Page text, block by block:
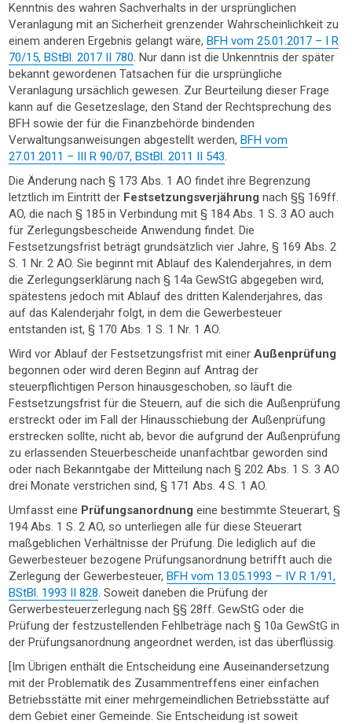
Kenntnis des wahren Sachverhalts in der ursprünglichen
Veranlagung mit an Sicherheit grenzender Wahrscheinlichkeit zu
einem anderen Ergebnis gelangt wäre,BFH vom 25.01.2017 – I R
70/15, BStBl. 2017 II 780. Nur dann ist die Unkenntnis der später
bekannt gewordenen Tatsachen für die ursprüngliche
Veranlagung ursächlich gewesen. Zur Beurteilung dieser Frage
kann auf die Gesetzeslage, den Stand der Rechtsprechung des
BFH sowie der für die Finanzbehörde bindenden
Verwaltungsanweisungen abgestellt werden,BFH vom
27.01.2011 – III R 90/07, BStBl. 2011 II 543.
Die Änderung nach § 173 Abs. 1 AO findet ihre Begrenzung
letztlich im Eintritt der Festsetzungsverjährungnach §§ 169ff.
AO, die nach § 185 in Verbindung mit § 184 Abs. 1 S. 3 AO auch
für Zerlegungsbescheide Anwendung findet. Die
Festsetzungsfrist beträgt grundsätzlich vier Jahre, § 169 Abs. 2
S. 1 Nr. 2 AO. Sie beginnt mit Ablauf des Kalenderjahres, in dem
die Zerlegungserklärung nach § 14a GewStG abgegeben wird,
spätestens jedoch mit Ablauf des dritten Kalenderjahres, das
auf das Kalenderjahr folgt, in dem die Gewerbesteuer
entstanden ist, § 170 Abs. 1 S. 1 Nr. 1 AO.
Wird vor Ablauf der Festsetzungsfrist mit einerAußenprüfung
begonnen oder wird deren Beginn auf Antrag der
steuerpflichtigen Person hinausgeschoben, so läuft die
Festsetzungsfrist für die Steuern, auf die sich die Außenprüfung
erstreckt oder im Fall der Hinausschiebung der Außenprüfung
erstrecken sollte, nicht ab, bevor die aufgrund der Außenprüfung
zu erlassenden Steuerbescheide unanfachtbar geworden sind
oder nach Bekanntgabe der Mitteilung nach § 202 Abs. 1 S. 3 AO
drei Monate verstrichen sind, § 171 Abs. 4 S. 1 AO.
Umfasst eine Prüfungsanordnungeine bestimmte Steuerart, §
194 Abs. 1 S. 2 AO, so unterliegen alle für diese Steuerart
maßgeblichen Verhältnisse der Prüfung. Die lediglich auf die
Gewerbesteuer bezogene Prüfungsanordnung betrifft auch die
Zerlegung der Gewerbesteuer,BFH vom 13.05.1993 – IV R 1/91,
BStBl. 1993 II 828. Soweit daneben die Prüfung der
Gerwerbesteuerzerlegung nach §§ 28ff. GewStG oder die
Prüfung der festzustellenden Fehlbeträge nach § 10a GewStG in
der Prüfungsanordnung angeordnet werden, ist das überflüssig.
[Im Übrigen enthält die Entscheidung eine Auseinandersetzung
mit der Problematik des Zusammentreffens einer einfachen
Betriebsstätte mit einer mehrgemeindlichen Betriebsstätte auf
dem Gebiet einer Gemeinde. Sie Entscheidung ist soweit